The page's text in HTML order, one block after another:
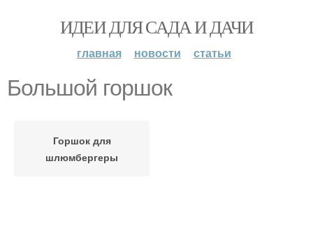
ИДЕИ ДЛЯ САДА И ДАЧИ
главная новости статьи
Большой горшок
Горшок для
шлюмбергеры